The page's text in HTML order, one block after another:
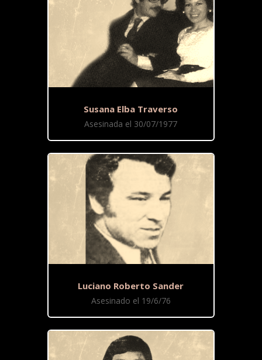
Susana Elba Traverso
Asesinada el 30/07/1977
Luciano Roberto Sander
Asesinado el 19/6/76